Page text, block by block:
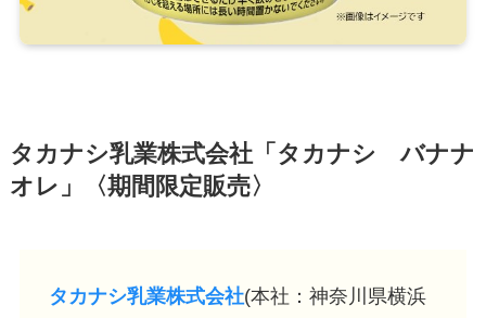
タカナシ乳業株式会社「タカナシ バナナ
オレ」〈期間限定販売〉
タカナシ乳業株式会社(本社：神奈川県横浜